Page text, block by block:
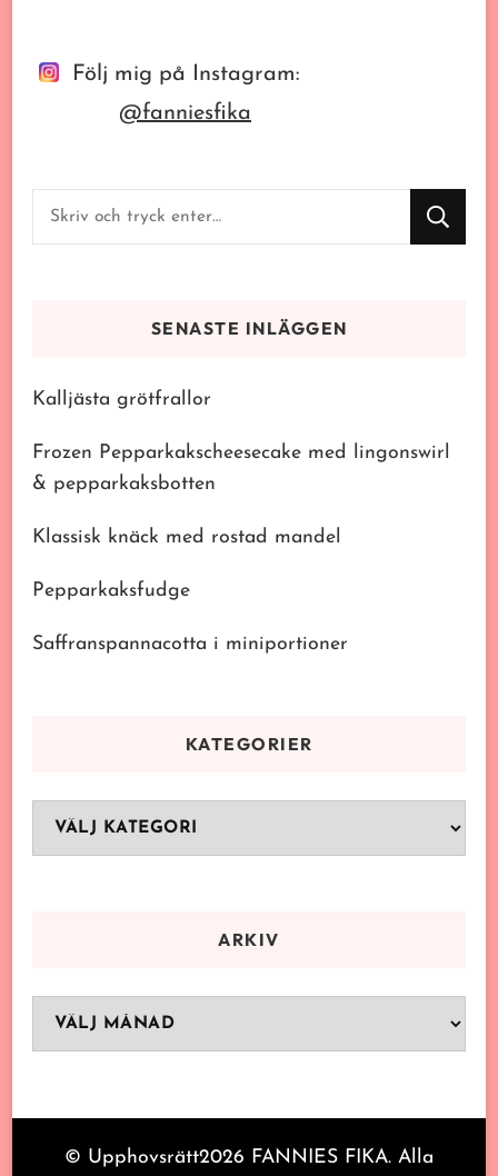
Följ mig på Instagram:
@fanniesfika
Letar
du
SENASTE INLÄGGEN
Kalljästa grötfrallor
Frozen Pepparkakscheesecake med lingonswirl
& pepparkaksbotten
Klassisk knäck med rostad mandel
Pepparkaksfudge
Saffranspannacotta i miniportioner
KATEGORIER
Kategorier
ARKIV
Arkiv
© Upphovsrätt2026 FANNIES FIKA. Alla